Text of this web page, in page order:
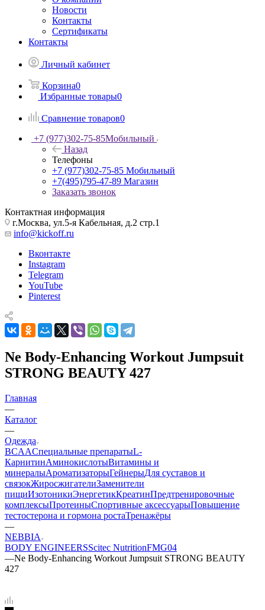
Новости
Контакты
Сертификаты
Контакты
Личный кабинет
Корзина0
Избранные товары0
Сравнение товаров0
+7 (977)302-75-85Мобильный
Назад
Телефоны
+7 (977)302-75-85 Мобильный
+7(495)795-47-89 Магазин
Заказать звонок
Контактная информация
г.Москва, ул.5-я Кабельная, д.2 стр.1
info@kickoff.ru
Вконтакте
Instagram
Telegram
YouTube
Pinterest
Ne Body-Enhancing Workout Jumpsuit
STRONG BEAUTY 427
Главная
—
Каталог
—
Одежда
BCAACпециальные препаратыL-
КарнитинАминокислотыВитамины и
минералыАроматизаторыГейнерыДля суставов и
связокЖиросжигателиЗаменители
пищиИзотоникиЭнергетикКреатинПредтренировочные
комплексыПротеиныСпортивные аксессуарыПовышение
тестостерона и гормона ростаТренажёры
—
NEBBIA
BODY ENGINEERSScitec NutritionFMG04
—Ne Body-Enhancing Workout Jumpsuit STRONG BEAUTY
427